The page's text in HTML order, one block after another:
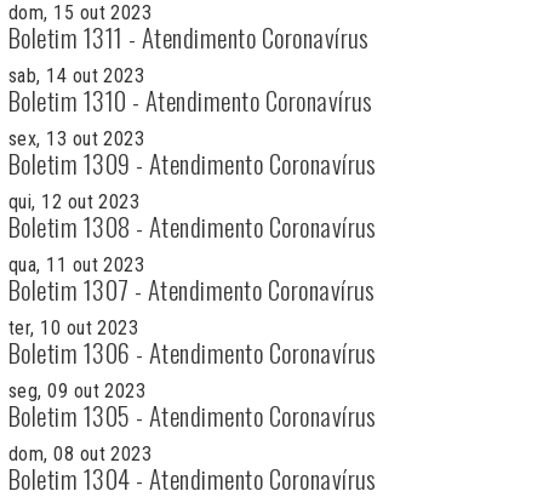
dom, 15 out 2023
Boletim 1311 - Atendimento Coronavírus
sab, 14 out 2023
Boletim 1310 - Atendimento Coronavírus
sex, 13 out 2023
Boletim 1309 - Atendimento Coronavírus
qui, 12 out 2023
Boletim 1308 - Atendimento Coronavírus
qua, 11 out 2023
Boletim 1307 - Atendimento Coronavírus
ter, 10 out 2023
Boletim 1306 - Atendimento Coronavírus
seg, 09 out 2023
Boletim 1305 - Atendimento Coronavírus
dom, 08 out 2023
Boletim 1304 - Atendimento Coronavírus